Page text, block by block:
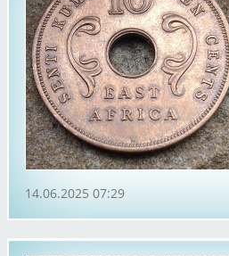
14.06.2025 07:29